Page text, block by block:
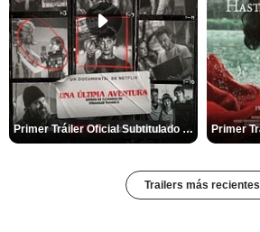
Primer Tráiler Oficial Subtitulado de 'Una última aventura: Detrás de cámaras de Stranger Things 5'
Trailers más recientes